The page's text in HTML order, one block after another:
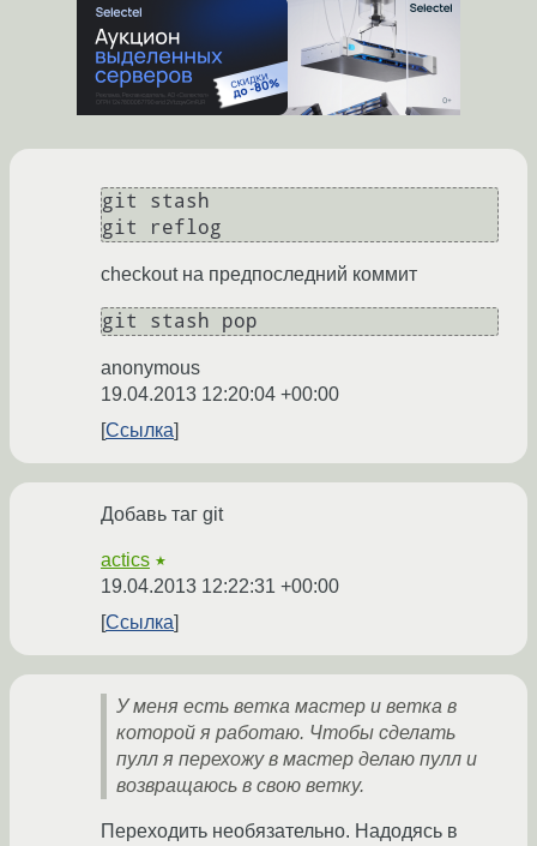
git stash
git reflog
checkout на предпоследний коммит
git stash pop
anonymous
19.04.2013 12:20:04 +00:00
Ссылка
Добавь таг git
actics ★
19.04.2013 12:22:31 +00:00
Ссылка
У меня есть ветка мастер и ветка в
которой я работаю. Чтобы сделать
пулл я перехожу в мастер делаю пулл и
возвращаюсь в свою ветку.
Переходить необязательно. Надодясь в